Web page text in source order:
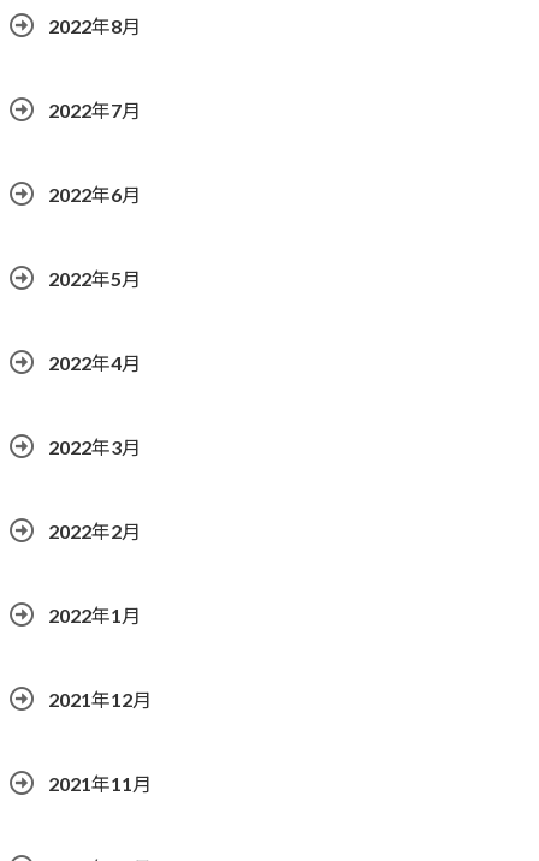
2022年8月
2022年7月
2022年6月
2022年5月
2022年4月
2022年3月
2022年2月
2022年1月
2021年12月
2021年11月